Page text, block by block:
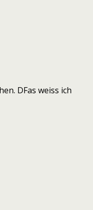
DFas weiss ich